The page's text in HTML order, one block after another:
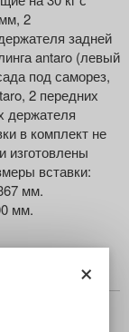
2
задней
antaro (левый
под саморез,
2 передних
держателя
в комплект не
изготовлены
вставки:
мм.
мм.
×